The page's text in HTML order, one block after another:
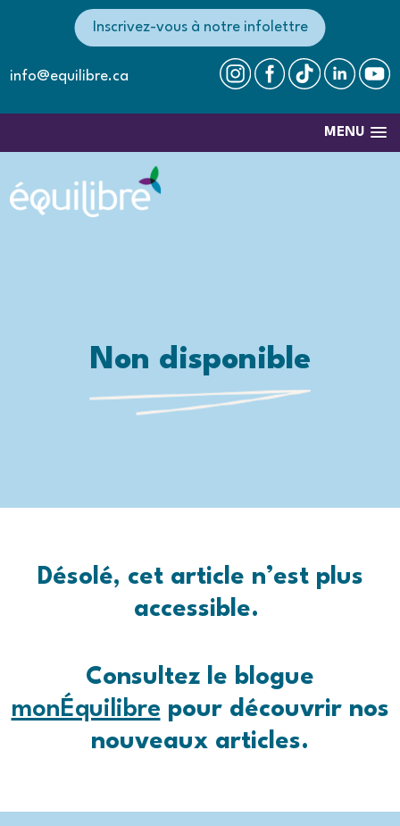
info@equilibre.ca
Inscrivez-vous à notre infolettre
MENU
Non disponible
Désolé, cet article n’est plus
accessible.
Consultez le blogue
monÉquilibre pour découvrir nos
nouveaux articles.